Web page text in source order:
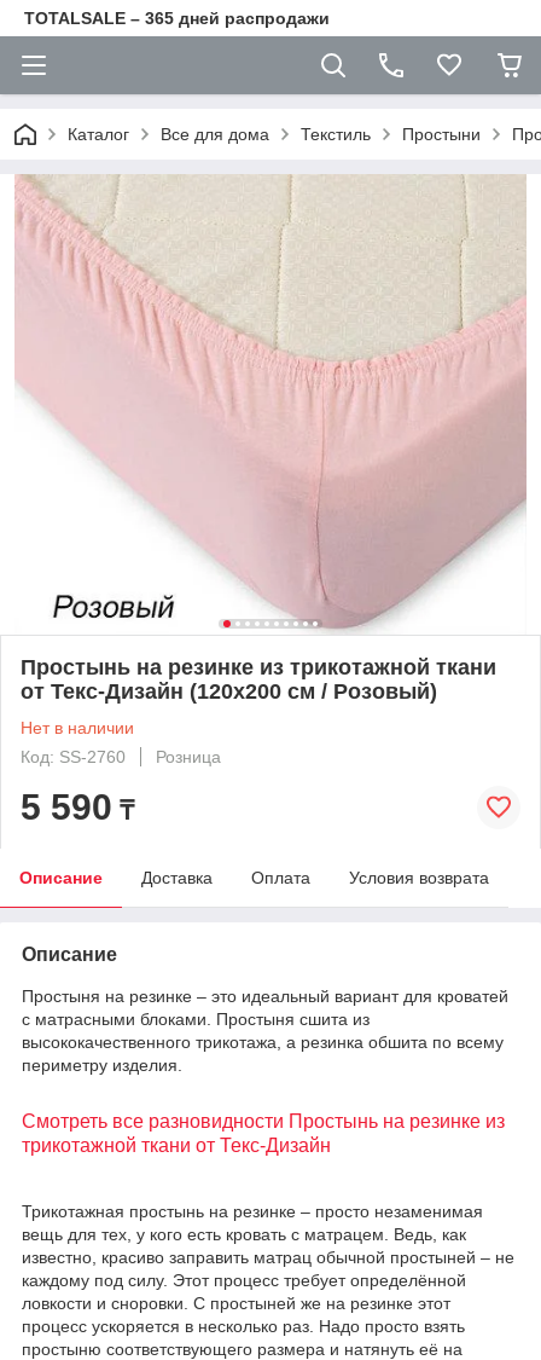
TOTALSALE – 365 дней распродажи
Каталог Все для дома Текстиль Простыни
Простынь на резинке из трикотажной ткани
от Текс-Дизайн (120x200 см / Розовый)
Нет в наличии
Код: SS-2760
Розница
5 590 ₸
Описание Доставка Оплата Условия возврата
Описание
Простыня на резинке – это идеальный вариант для кроватей
с матрасными блоками. Простыня сшита из
высококачественного трикотажа, а резинка обшита по всему
периметру изделия.
Смотреть все разновидности Простынь на резинке из
трикотажной ткани от Текс-Дизайн
Трикотажная простынь на резинке – просто незаменимая
вещь для тех, у кого есть кровать с матрацем. Ведь, как
известно, красиво заправить матрац обычной простыней – не
каждому под силу. Этот процесс требует определённой
ловкости и сноровки. С простыней же на резинке этот
процесс ускоряется в несколько раз. Надо просто взять
простыню соответствующего размера и натянуть её на